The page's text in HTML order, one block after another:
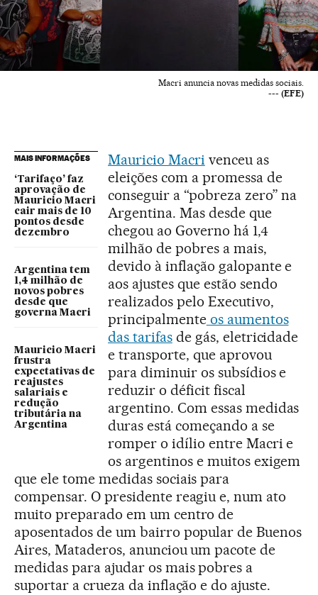
Macri anuncia novas medidas sociais.
--- (EFE)
MAIS INFORMAÇÕES
‘Tarifaço’ faz
aprovação de
Mauricio Macri
cair mais de 10
pontos desde
dezembro
Argentina tem
1,4 milhão de
novos pobres
desde que
governa Macri
Mauricio Macri
frustra
expectativas de
reajustes
salariais e
redução
tributária na
Argentina
Mauricio Macri venceu as
eleições com a promessa de
conseguir a “pobreza zero” na
Argentina. Mas desde que
chegou ao Governo há 1,4
milhão de pobres a mais,
devido à inflação galopante e
aos ajustes que estão sendo
realizados pelo Executivo,
principalmenteos aumentos
das tarifasde gás, eletricidade
e transporte, que aprovou
para diminuir os subsídios e
reduzir o déficit fiscal
argentino. Com essas medidas
duras está começando a se
romper o idílio entre Macri e
os argentinos e muitos exigem
que ele tome medidas sociais para
compensar. O presidente reagiu e, num ato
muito preparado em um centro de
aposentados de um bairro popular de Buenos
Aires, Mataderos, anunciou um pacote de
medidas para ajudar os mais pobres a
suportar a crueza da inflação e do ajuste.